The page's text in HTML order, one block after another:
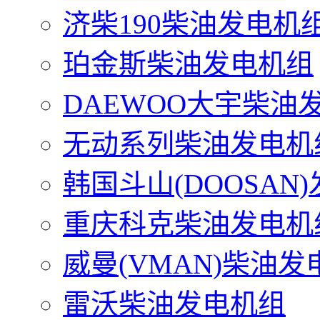
济柴190柴油发电机
珀金斯柴油发电机组
DAEWOO大宇柴油
无动系列柴油发电机
韩国斗山(DOOSAN)
重庆科克柴油发电机
威曼(VMAN)柴油发
雷沃柴油发电机组